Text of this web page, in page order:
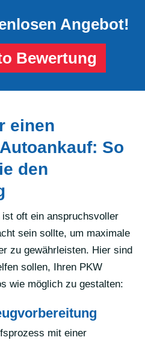
Angebot!
Bewertung
einen
So
den
ist oft ein anspruchsvoller
sein sollte, um maximale
zu gewährleisten. Hier sind
sollen, Ihren PKW
wie möglich zu gestalten:
mit einer